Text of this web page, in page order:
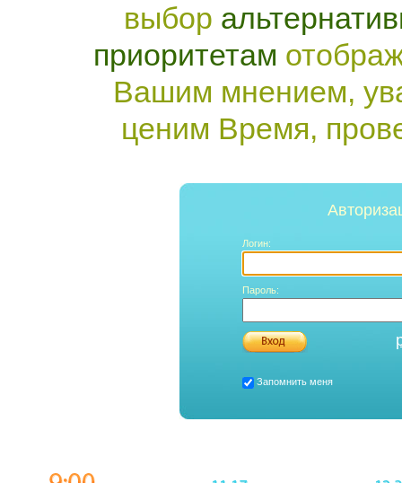
выбор
приоритетам
Вашим мнением,
ценим Время,
Логин:
Пароль:
Запомнить меня